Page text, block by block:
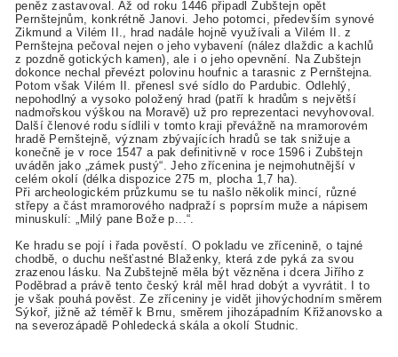
peněz zastavoval. Až od roku 1446 připadl Zubštejn opět
Pernštejnům, konkrétně Janovi. Jeho potomci, především synové
Zikmund a Vilém II., hrad nadále hojně využívali a Vilém II. z
Pernštejna pečoval nejen o jeho vybavení (nález dlaždic a kachlů
z pozdně gotických kamen), ale i o jeho opevnění. Na Zubštejn
dokonce nechal převézt polovinu houfnic a tarasnic z Pernštejna.
Potom však Vilém II. přenesl své sídlo do Pardubic. Odlehlý,
nepohodlný a vysoko položený hrad (patří k hradům s největší
nadmořskou výškou na Moravě) už pro reprezentaci nevyhovoval.
Další členové rodu sídlili v tomto kraji převážně na mramorovém
hradě Pernštejně, význam zbývajících hradů se tak snižuje a
konečně je v roce 1547 a pak definitivně v roce 1596 i Zubštejn
uváděn jako „zámek pustý“. Jeho zřícenina je nejmohutnější v
celém okolí (délka dispozice 275 m, plocha 1,7 ha).
Při archeologickém průzkumu se tu našlo několik mincí, různé
střepy a část mramorového nadpraží s poprsím muže a nápisem
minuskulí: „Milý pane Bože p...“.
Ke hradu se pojí i řada pověstí. O pokladu ve zřícenině, o tajné
chodbě, o duchu nešťastné Blaženky, která zde pyká za svou
zrazenou lásku. Na Zubštejně měla být vězněna i dcera Jiřího z
Poděbrad a právě tento český král měl hrad dobýt a vyvrátit. I to
je však pouhá pověst. Ze zříceniny je vidět jihovýchodním směrem
Sýkoř, jižně až téměř k Brnu, směrem jihozápadním Křižanovsko a
na severozápadě Pohledecká skála a okolí Studnic.